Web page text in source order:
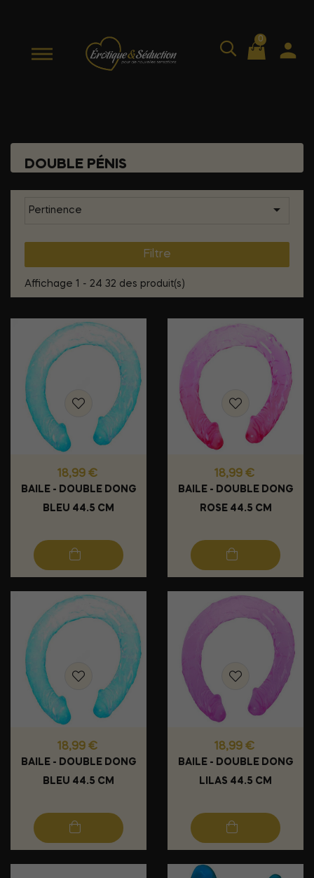
0
DOUBLE PÉNIS
Pertinence 
Filtre
Affichage 1 - 24 32 des produit(s)
Prix
18,99 €
BAILE - DOUBLE DONG
BLEU 44.5 CM
Prix
18,99 €
BAILE - DOUBLE DONG
ROSE 44.5 CM
Prix
18,99 €
BAILE - DOUBLE DONG
BLEU 44.5 CM
Prix
18,99 €
BAILE - DOUBLE DONG
LILAS 44.5 CM